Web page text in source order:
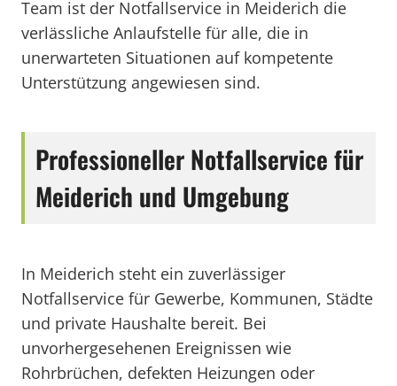
Team ist der Notfallservice in Meiderich die
verlässliche Anlaufstelle für alle, die in
unerwarteten Situationen auf kompetente
Unterstützung angewiesen sind.
Professioneller Notfallservice für
Meiderich und Umgebung
In Meiderich steht ein zuverlässiger
Notfallservice für Gewerbe, Kommunen, Städte
und private Haushalte bereit. Bei
unvorhergesehenen Ereignissen wie
Rohrbrüchen, defekten Heizungen oder